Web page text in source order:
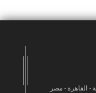
- القاهرة - مصر